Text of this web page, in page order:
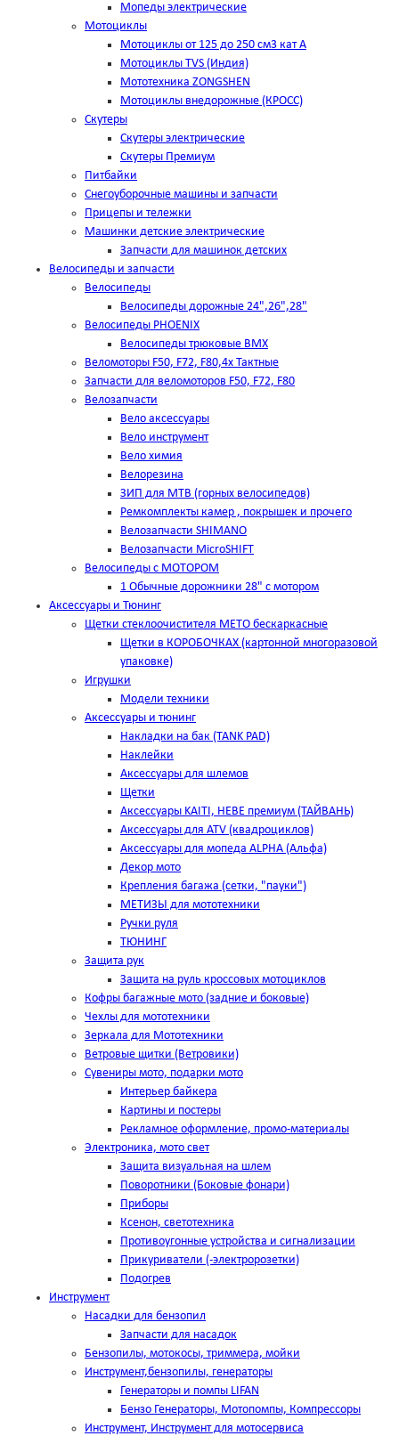
Мопеды электрические
Мотоциклы
Мотоциклы от 125 до 250 см3 кат А
Мотоциклы TVS (Индия)
Мототехника ZONGSHEN
Мотоциклы внедорожные (КРОСС)
Скутеры
Скутеры электрические
Скутеры Премиум
Питбайки
Снегоуборочные машины и запчасти
Прицепы и тележки
Машинки детские электрические
Запчасти для машинок детских
Велосипеды и запчасти
Велосипеды
Велосипеды дорожные 24",26",28"
Велосипеды PHOENIX
Велосипеды трюковые BMX
Веломоторы F50, F72, F80,4х Тактные
Запчасти для веломоторов F50, F72, F80
Велозапчасти
Вело аксессуары
Вело инструмент
Вело химия
Велорезина
ЗИП для MTB (горных велосипедов)
Ремкомплекты камер , покрышек и прочего
Велозапчасти SHIMANO
Велозапчасти MicroSHIFT
Велосипеды с МОТОРОМ
1 Обычные дорожники 28" с мотором
Аксессуары и Тюнинг
Щетки стеклоочистителя METO бескаркасные
Щетки в КОРОБОЧКАХ (картонной многоразовой
упаковке)
Игрушки
Модели техники
Аксессуары и тюнинг
Накладки на бак (TANK PAD)
Наклейки
Аксессуары для шлемов
Щетки
Аксессуары KAITI, HEBE премиум (ТАЙВАНЬ)
Аксессуары для ATV (квадроциклов)
Аксессуары для мопеда ALPHA (Альфа)
Декор мото
Крепления багажа (сетки, "пауки")
МЕТИЗЫ для мототехники
Ручки руля
ТЮНИНГ
Защита рук
Защита на руль кроссовых мотоциклов
Кофры багажные мото (задние и боковые)
Чехлы для мототехники
Зеркала для Мототехники
Ветровые щитки (Ветровики)
Сувениры мото, подарки мото
Интерьер байкера
Картины и постеры
Рекламное оформление, промо-материалы
Электроника, мото свет
Защита визуальная на шлем
Поворотники (Боковые фонари)
Приборы
Ксенон, светотехника
Противоугонные устройства и сигнализации
Прикуриватели (-электророзетки)
Подогрев
Инструмент
Насадки для бензопил
Запчасти для насадок
Бензопилы, мотокосы, триммера, мойки
Инструмент,бензопилы, генераторы
Генераторы и помпы LIFAN
Бензо Генераторы, Мотопомпы, Компрессоры
Инструмент, Инструмент для мотосервиса